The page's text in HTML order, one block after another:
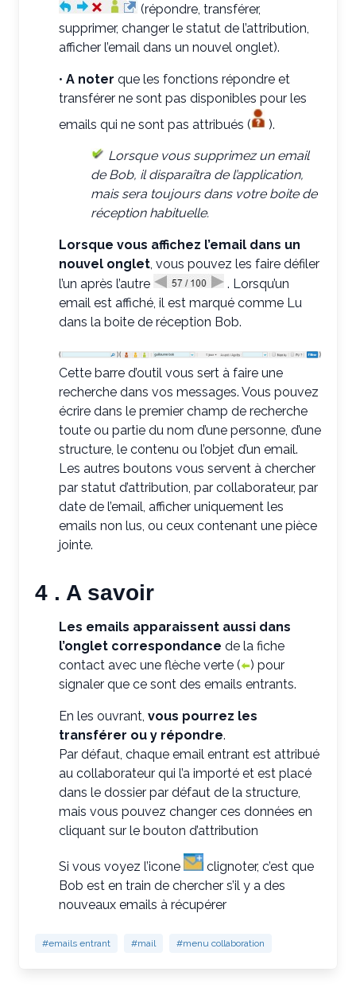
(répondre, transférer,
supprimer, changer le statut de l’attribution,
afficher l’email dans un nouvel onglet).
• A noter que les fonctions répondre et
transférer ne sont pas disponibles pour les
emails qui ne sont pas attribués (
).
Lorsque vous supprimez un email
de Bob, il disparaîtra de l’application,
mais sera toujours dans votre boite de
réception habituelle.
Lorsque vous affichez l’email dans un
nouvel onglet, vous pouvez les faire défiler
l’un après l’autre
. Lorsqu’un
email est affiché, il est marqué comme Lu
dans la boite de réception Bob.
Cette barre d’outil vous sert à faire une
recherche dans vos messages. Vous pouvez
écrire dans le premier champ de recherche
toute ou partie du nom d’une personne, d’une
structure, le contenu ou l’objet d’un email.
Les autres boutons vous servent à chercher
par statut d’attribution, par collaborateur, par
date de l’email, afficher uniquement les
emails non lus, ou ceux contenant une pièce
jointe.
4 . A savoir
Les emails apparaissent aussi dans
l’onglet correspondance de la fiche
contact avec une flèche verte (
) pour
signaler que ce sont des emails entrants.
En les ouvrant, vous pourrez les
transférer ou y répondre.
Par défaut, chaque email entrant est attribué
au collaborateur qui l’a importé et est placé
dans le dossier par défaut de la structure,
mais vous pouvez changer ces données en
cliquant sur le bouton d’attribution
Si vous voyez l’icone
clignoter, c’est que
Bob est en train de chercher s’il y a des
nouveaux emails à récupérer
#emails entrant #mail #menu collaboration